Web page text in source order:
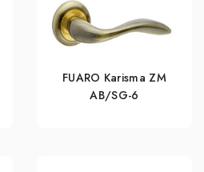
FUARO Karisma ZM
AB/SG-6